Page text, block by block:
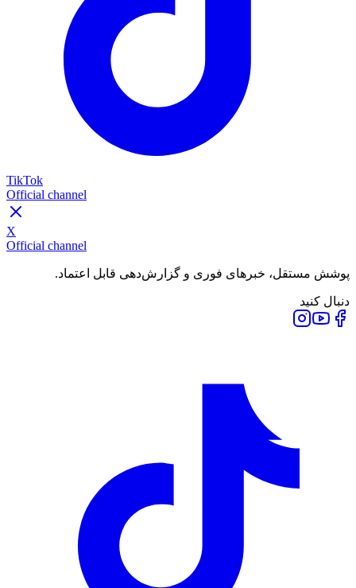
TikTok
Official channel
X
Official channel
پوشش مستقل، خبرهای فوری و گزارش‌دهی قابل اعتماد.
دنبال کنید